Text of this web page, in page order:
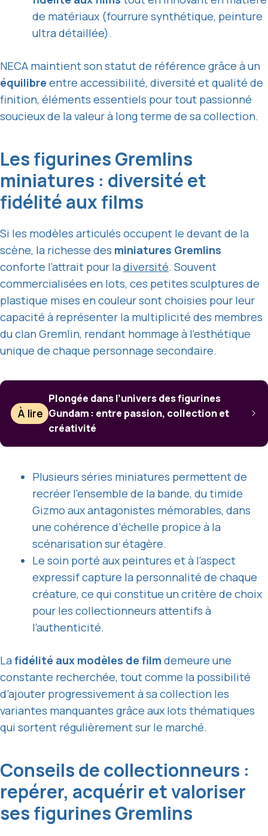
de matériaux (fourrure synthétique, peinture
ultra détaillée).
NECA maintient son statut de référence grâce à un
équilibre entre accessibilité, diversité et qualité de
finition, éléments essentiels pour tout passionné
soucieux de la valeur à long terme de sa collection.
Les figurines Gremlins
miniatures : diversité et
fidélité aux films
Si les modèles articulés occupent le devant de la
scène, la richesse des miniatures Gremlins
conforte l’attrait pour ladiversité. Souvent
commercialisées en lots, ces petites sculptures de
plastique mises en couleur sont choisies pour leur
capacité à représenter la multiplicité des membres
du clan Gremlin, rendant hommage à l’esthétique
unique de chaque personnage secondaire.
À lire
Plongée dans l’univers des figurines
Gundam : entre passion, collection et
créativité
Plusieurs séries miniatures permettent de
recréer l’ensemble de la bande, du timide
Gizmo aux antagonistes mémorables, dans
une cohérence d’échelle propice à la
scénarisation sur étagère.
Le soin porté aux peintures et à l’aspect
expressif capture la personnalité de chaque
créature, ce qui constitue un critère de choix
pour les collectionneurs attentifs à
l’authenticité.
Lafidélité aux modèles de film demeure une
constante recherchée, tout comme la possibilité
d’ajouter progressivement à sa collection les
variantes manquantes grâce aux lots thématiques
qui sortent régulièrement sur le marché.
Conseils de collectionneurs :
repérer, acquérir et valoriser
ses figurines Gremlins